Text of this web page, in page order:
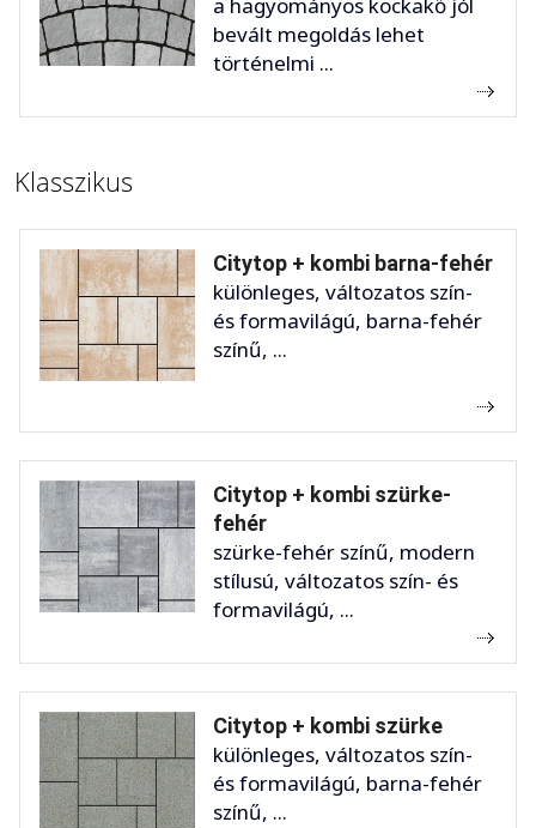
a hagyományos kockakő jól
bevált megoldás lehet
történelmi ...
Klasszikus
Citytop + kombi barna-fehér
különleges, változatos szín-
és formavilágú, barna-fehér
színű, ...
Citytop + kombi szürke-
fehér
szürke-fehér színű, modern
stílusú, változatos szín- és
formavilágú, ...
Citytop + kombi szürke
különleges, változatos szín-
és formavilágú, barna-fehér
színű, ...